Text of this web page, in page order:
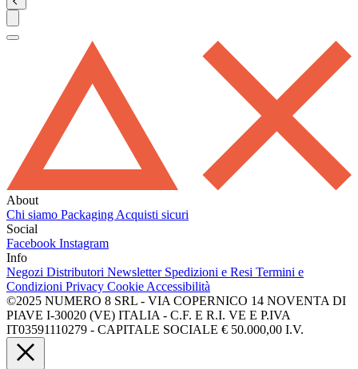
About
Chi siamo Packaging Acquisti sicuri
Social
Facebook Instagram
Info
Negozi Distributori Newsletter Spedizioni e Resi Termini e
Condizioni Privacy Cookie Accessibilità
©2025 NUMERO 8 SRL - VIA COPERNICO 14 NOVENTA DI
PIAVE I-30020 (VE) ITALIA - C.F. E R.I. VE E P.IVA
IT03591110279 - CAPITALE SOCIALE € 50.000,00 I.V.